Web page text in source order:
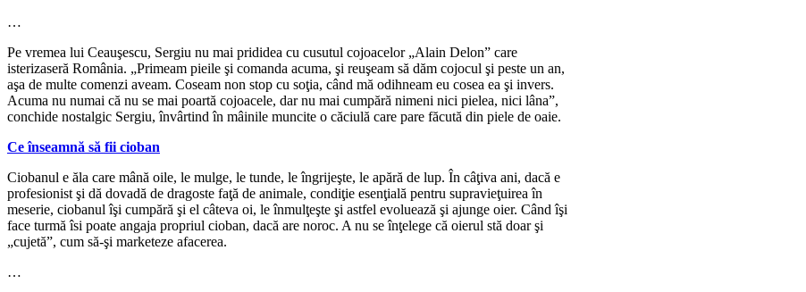
…
Pe vremea lui Ceauşescu, Sergiu nu mai prididea cu cusutul cojoacelor „Alain Delon” care
isterizaseră România. „Primeam pieile şi comanda acuma, şi reuşeam să dăm cojocul şi peste un an,
aşa de multe comenzi aveam. Coseam non stop cu soţia, când mă odihneam eu cosea ea şi invers.
Acuma nu numai că nu se mai poartă cojoacele, dar nu mai cumpără nimeni nici pielea, nici lâna”,
conchide nostalgic Sergiu, învârtind în mâinile muncite o căciulă care pare făcută din piele de oaie.
Ce înseamnă să fii cioban
Ciobanul e ăla care mână oile, le mulge, le tunde, le îngrijeşte, le apără de lup. În câţiva ani, dacă e
profesionist şi dă dovadă de dragoste faţă de animale, condiţie esenţială pentru supravieţuirea în
meserie, ciobanul îşi cumpără şi el câteva oi, le înmulţeşte şi astfel evoluează şi ajunge oier. Când îşi
face turmă îsi poate angaja propriul cioban, dacă are noroc. A nu se înţelege că oierul stă doar şi
„cujetă”, cum să-şi marketeze afacerea.
…